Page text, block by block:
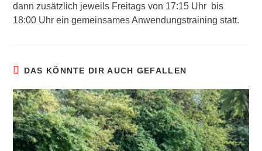
dann zusätzlich jeweils Freitags von 17:15 Uhr bis
18:00 Uhr ein gemeinsames Anwendungstraining statt.
DAS KÖNNTE DIR AUCH GEFALLEN